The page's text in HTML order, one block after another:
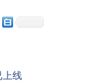
上线